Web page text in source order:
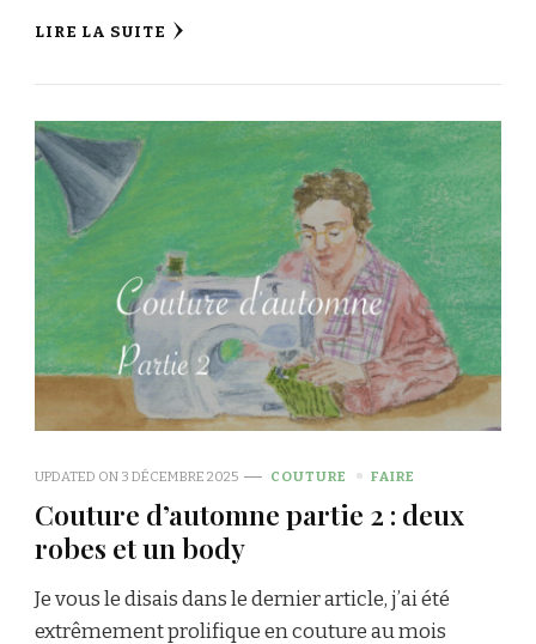
LIRE LA SUITE
UPDATED ON 3 DÉCEMBRE 2025 COUTURE FAIRE
Couture d’automne partie 2 : deux
robes et un body
Je vous le disais dans le dernier article, j’ai été
extrêmement prolifique en couture au mois